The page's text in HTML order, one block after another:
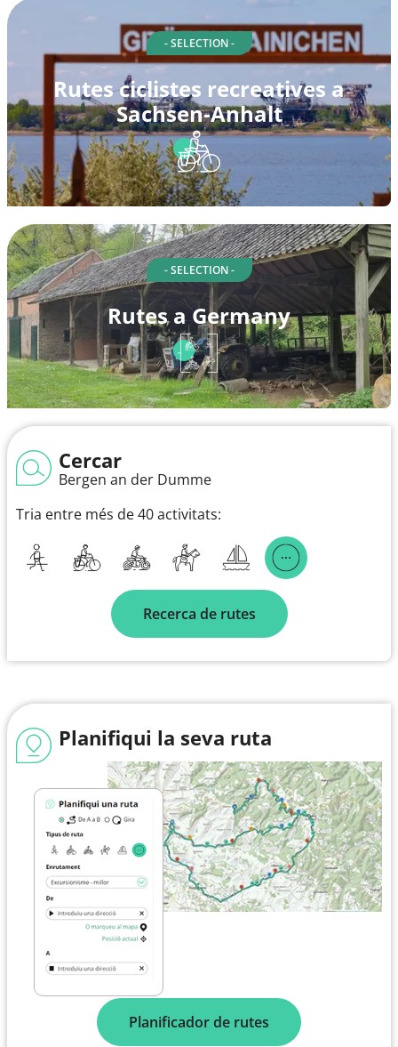
- SELECTION -
Rutes ciclistes recreatives a
Sachsen-Anhalt
- SELECTION -
Rutes a Germany
Cercar
Bergen an der Dumme
Tria entre més de 40 activitats:
Recerca de rutes
Planifiqui la seva ruta
Planificador de rutes